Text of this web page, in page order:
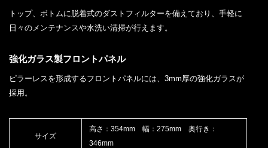
トップ、ボトムに脱着式のダストフィルターを備えており、手軽に
日々のメンテナンスや水洗い清掃が行えます。
強化ガラス製フロントパネル
ピラーレスを形成するフロントパネルには、3mm厚の強化ガラスが
採用。
サイズ
高さ：354mm 幅：275mm 奥行き：
346mm